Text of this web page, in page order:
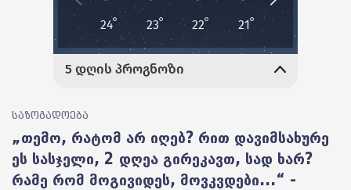
საზოგადოება
„თემო, რატომ არ იღებ? რით დავიმსახურე
ეს სასჯელი, 2 დღეა გირეკავთ, სად ხარ?
რამე რომ მოგივიდეს, მოვკვდები...“ -